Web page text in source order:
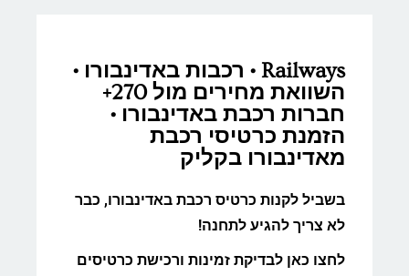
Railways • רכבות באדינבורו •
השוואת מחירים מול 270+
חברות רכבת באדינבורו •
הזמנת כרטיסי רכבת
מאדינבורו בקליק
בשביל לקנות כרטיס רכבת באדינבורו, כבר
לא צריך להגיע לתחנה!
לחצו כאן לבדיקת זמינות ורכישת כרטיסים